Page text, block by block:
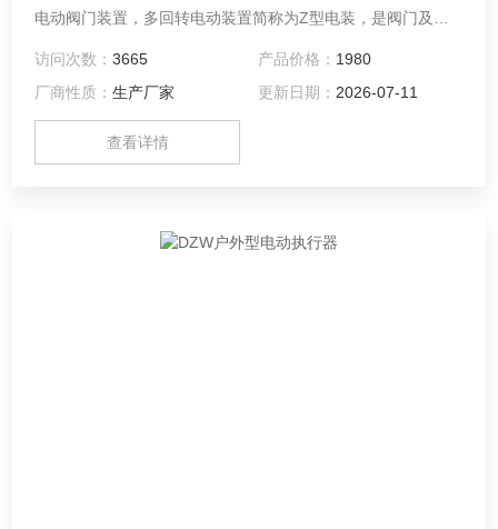
电动阀门装置，多回转电动装置简称为Z型电装，是阀门及类
阀电动装置 Z20-18W：需外配控制箱控制，输出扭矩
200N.m，输出转速18r/min，防护等级IP55，电压380V.AC，
电机功率0.37KW。
访问次数：3665 产品价格： 1980
厂商性质：生产厂家 更新日期： 2026-07-11
查看详情